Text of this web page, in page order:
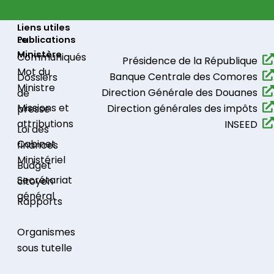
Le
Ministère
Mot du
Ministre
Missions et
attributions
Cabinet
Ministériel
Secrétariat
général
Organismes
sous tutelle
Publications
Communiqués​
Dossiers
de
presse
Loi des
finances
Budget
citoyen
Rapports
Liens utiles
Présidence de la République​
Banque Centrale des Comores
Direction Générale des Douanes
Direction générales des impôts
INSEED